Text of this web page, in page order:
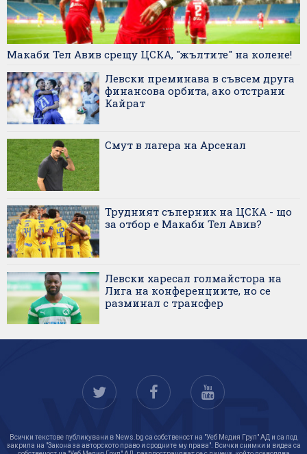
Макаби Тел Авив срещу ЦСКА, "жълтите" на колене!
Левски преминава в съвсем друга
финансова орбита, ако отстрани
Кайрат
Смут в лагера на Арсенал
Трудният съперник на ЦСКА - що
за отбор е Макаби Тел Авив?
Левски харесал голмайстора на
Лига на конференциите, но се
разминал с трансфер
Всички текстове публикувани в News.bg са собственост на "Уеб Медия Груп" АД и са под
закрила на "Закона за авторското право и сродните му права". Всички снимки и видеа са